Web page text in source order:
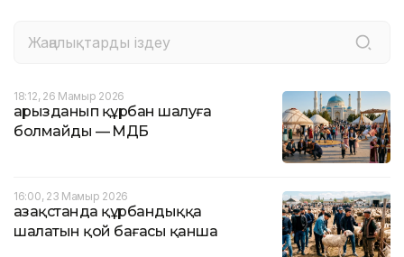
18:12, 26 Мамыр 2026
Қарызданып құрбан шалуға
болмайды — ҚМДБ
16:00, 23 Мамыр 2026
Қазақстанда құрбандыққа
шалатын қой бағасы қанша